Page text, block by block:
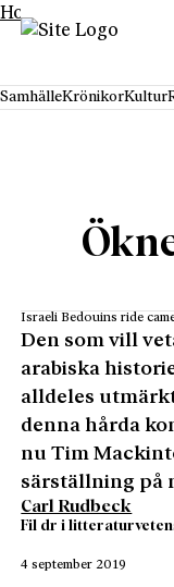
Hoppa till innehåll
SamhälleKrönikorKultur
Israeli Bedouins ride
Den som vill
arabiska
alldeles
denna hårda
nu Tim
särställning på
Carl Rudbeck
Fil dr i
4 september 2019